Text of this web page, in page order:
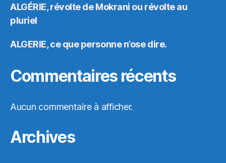
ALGÉRIE, révolte de Mokrani ou révolte au
pluriel
ALGERIE, ce que personne n’ose dire.
Commentaires récents
Aucun commentaire à afficher.
Archives